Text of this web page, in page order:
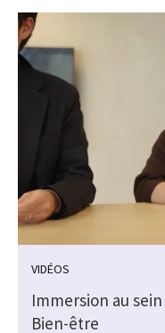
VIDÉOS
Immersion au
Bien-être